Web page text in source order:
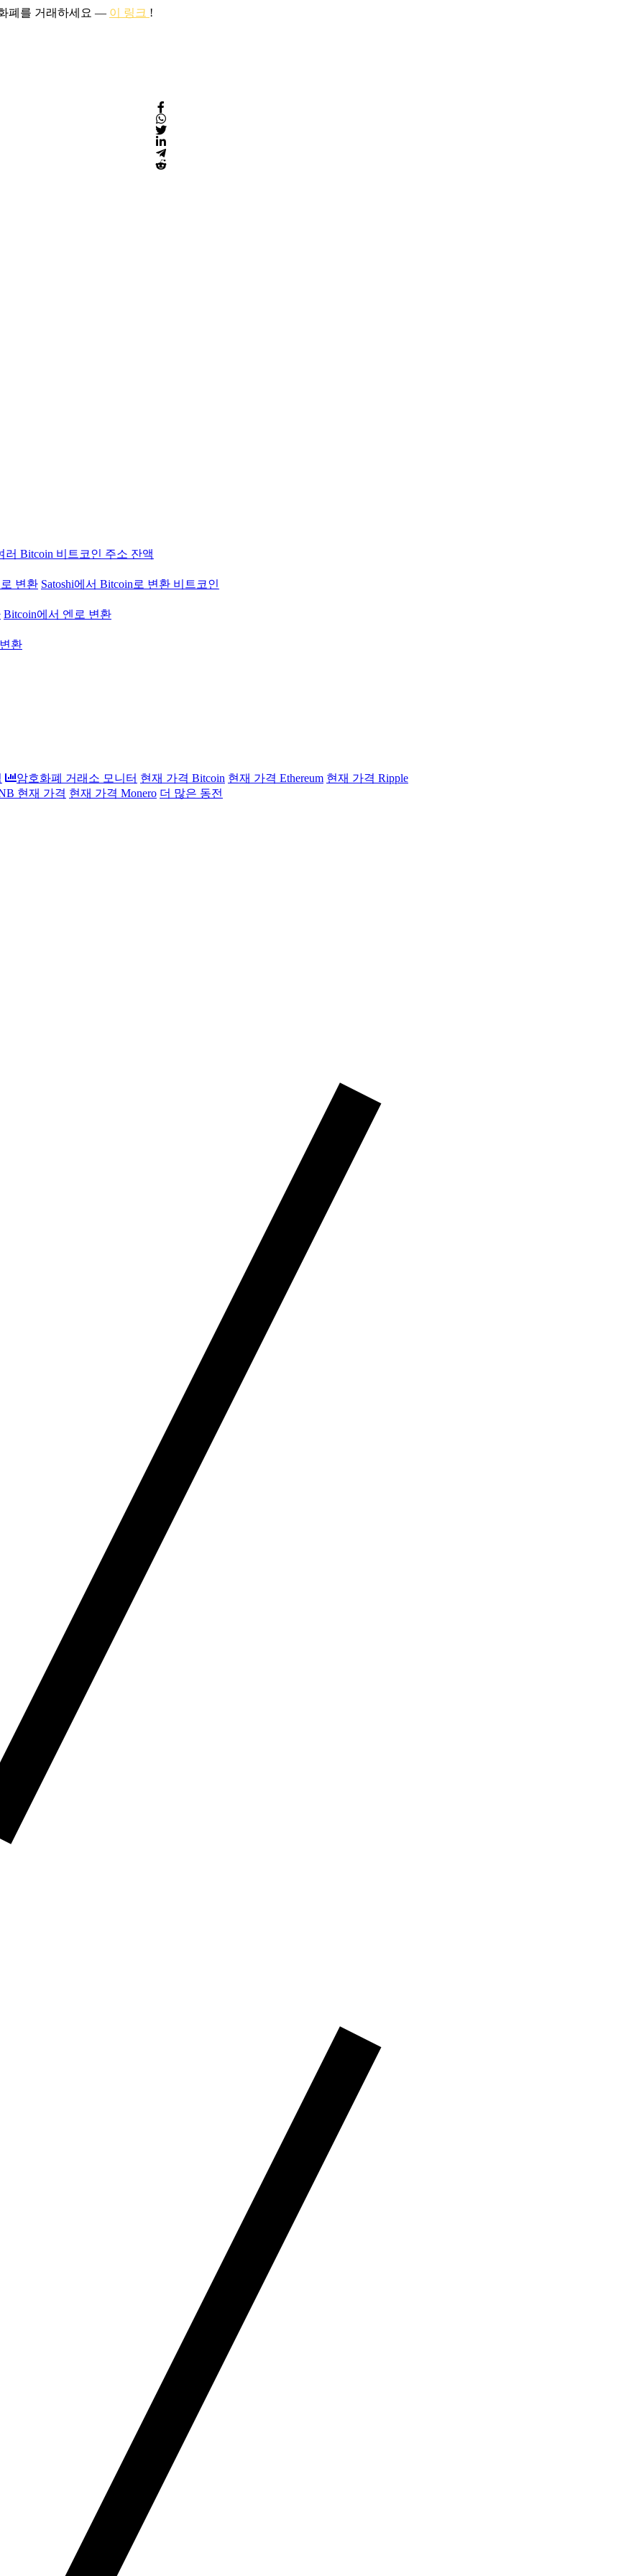
폐를 거래하세요 — 이 링크 !
러 Bitcoin 비트코인 주소 잔액
로 변환 Satoshi에서 Bitcoin로 변환 비트코인
Bitcoin에서 엔로 변환
환
암호화폐 거래소 모니터 현재 가격 Bitcoin 현재 가격 Ethereum 현재 가격 Ripple
현재 가격 현재 가격 Monero 더 많은 동전